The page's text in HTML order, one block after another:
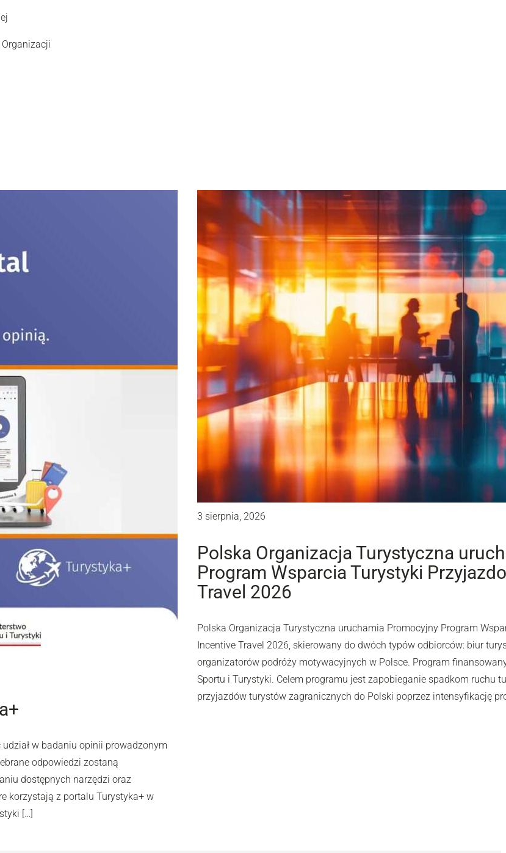
w badaniu opinii prowadzonym
odpowiedzi zostaną
dostępnych narzędzi oraz
korzystają z portalu Turystyka+ w
[…]
3 sierpnia, 2026
Polska Organizacja Turystyczna
Program Wsparcia Turystyki
Travel 2026
Polska Organizacja Turystyczna uruchamia Promocyjny Program
Incentive Travel 2026, skierowany do dwóch typów odbiorców: biur
organizatorów podróży motywacyjnych w Polsce. Program
Sportu i Turystyki. Celem programu jest zapobieganie spadkom ruchu
przyjazdów turystów zagranicznych do Polski poprzez intensyfikację